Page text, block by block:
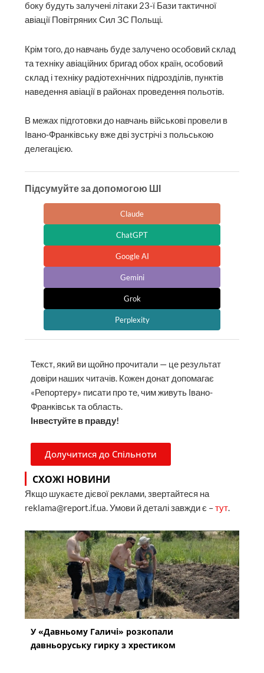
боку будуть залучені літаки 23-ї Бази тактичної
авіації Повітряних Сил ЗС Польщі.
Крім того, до навчань буде залучено особовий склад
та техніку авіаційних бригад обох країн, особовий
склад і техніку радіотехнічних підрозділів, пунктів
наведення авіації в районах проведення польотів.
В межах підготовки до навчань військові провели в
Івано-Франківську вже дві зустрічі з польською
делегацією.
Підсумуйте за допомогою ШІ
Claude
ChatGPT
Google AI
Gemini
Grok
Perplexity
Текст, який ви щойно прочитали — це результат
довіри наших читачів. Кожен донат допомагає
«Репортеру» писати про те, чим живуть Івано-
Франківськ та область.
Інвестуйте в правду!
Долучитися до Спільноти
СХОЖІ НОВИНИ
Якщо шукаєте дієвої реклами, звертайтеся на
reklama@report.if.ua. Умови й деталі завжди є –тут.
У «Давньому Галичі» розкопали
давньоруську гирку з хрестиком